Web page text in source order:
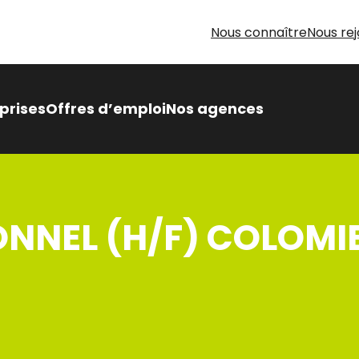
Nous connaîtreNous
pour vous
d’aide pour votre
Offres d’emploiNos agences
(H/F)